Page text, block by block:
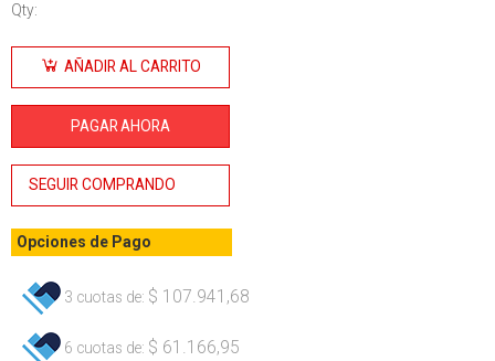
Qty:
Bomba
Autocebante
1HP
cantidad
AÑADIR AL CARRITO
PAGAR AHORA
SEGUIR COMPRANDO
Opciones de Pago
3 cuotas de: $ 107.941,68
6 cuotas de: $ 61.166,95